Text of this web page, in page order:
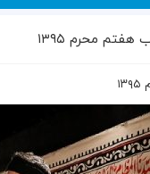
محرم ۱۳۹۵